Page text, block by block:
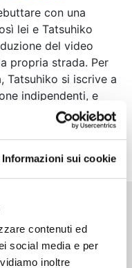
Informazioni sui cookie
contenuti ed
social media e per
inoltre
con una
lei e Tatsuhiko
del video
propria strada. Per
Tatsuhiko si iscrive a
indipendenti, e
scopre che
animatori
serie